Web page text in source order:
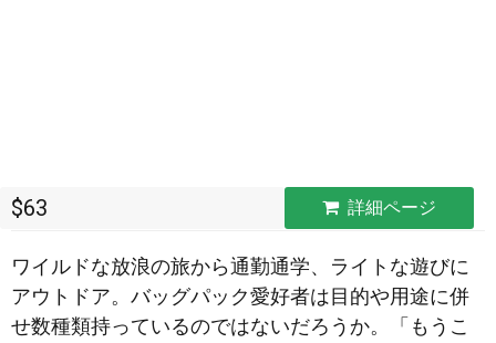
$63 詳細ページ
ワイルドな放浪の旅から通勤通学、ライトな遊びに
アウトドア。バッグパック愛好者は目的や用途に併
せ数種類持っているのではないだろうか。「もうこ